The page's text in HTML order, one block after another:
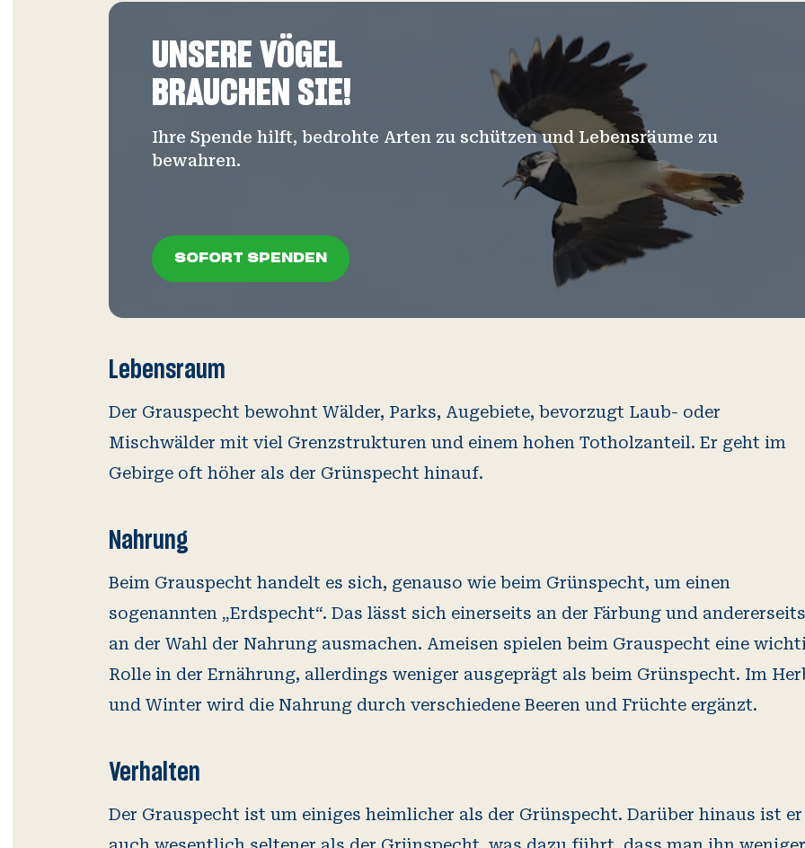
UNSERE VÖGEL
BRAUCHEN SIE!
Ihre Spende hilft, bedrohte Arten zu schützen und Lebensräume zu
bewahren.
SOFORT SPENDEN
Lebensraum
Der Grauspecht bewohnt Wälder, Parks, Augebiete, bevorzugt Laub- oder
Mischwälder mit viel Grenzstrukturen und einem hohen Totholzanteil. Er geht im
Gebirge oft höher als der Grünspecht hinauf.
Nahrung
Beim Grauspecht handelt es sich, genauso wie beim Grünspecht, um einen
sogenannten „Erdspecht“. Das lässt sich einerseits an der Färbung und andererseits
an der Wahl der Nahrung ausmachen. Ameisen spielen beim Grauspecht eine
Rolle in der Ernährung, allerdings weniger ausgeprägt als beim Grünspecht. Im
und Winter wird die Nahrung durch verschiedene Beeren und Früchte ergänzt.
Verhalten
Der Grauspecht ist um einiges heimlicher als der Grünspecht. Darüber hinaus ist er